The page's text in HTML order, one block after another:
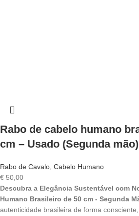
Rabo de cabelo humano
cm – Usado (Segunda mão)
Rabo de Cavalo, Cabelo Humano
€ 50,00
Descubra a Elegância Sustentável com
Humano Brasileiro de 50 cm - Segunda
autenticidade brasileira de forma